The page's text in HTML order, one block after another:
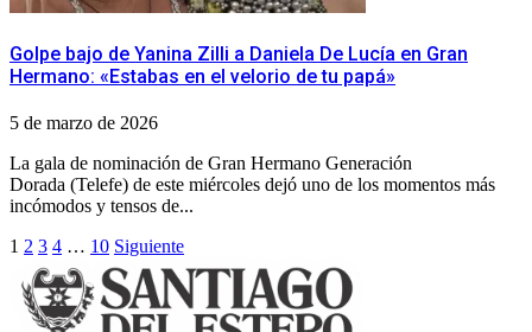
Golpe bajo de Yanina Zilli a Daniela De Lucía en Gran
Hermano: «Estabas en el velorio de tu papá»
5 de marzo de 2026
La gala de nominación de Gran Hermano Generación
Dorada (Telefe) de este miércoles dejó uno de los momentos más
incómodos y tensos de...
Paginación
de
entradas
1 2 3 4 … 10 Siguiente